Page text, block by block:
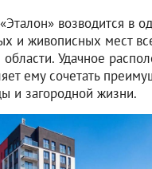
возводится в
и живописных мест
Удачное
ему сочетать
и загородной жизни.